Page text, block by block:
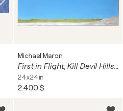
Michael Maron
First in Flight, Kill Devil Hills, 1901
24x24in
2.400 $